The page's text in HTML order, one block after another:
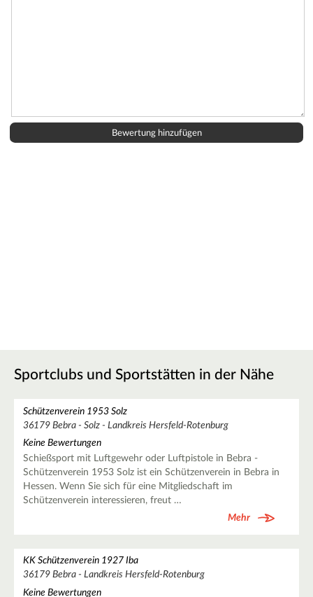
Sportclubs und Sportstätten in der Nähe
Schützenverein 1953 Solz
36179 Bebra - Solz - Landkreis Hersfeld-Rotenburg
Keine Bewertungen
Schießsport mit Luftgewehr oder Luftpistole in Bebra -
Schützenverein 1953 Solz ist ein Schützenverein in Bebra in
Hessen. Wenn Sie sich für eine Mitgliedschaft im
Schützenverein interessieren, freut …
Mehr
KK Schützenverein 1927 Iba
36179 Bebra - Landkreis Hersfeld-Rotenburg
Keine Bewertungen